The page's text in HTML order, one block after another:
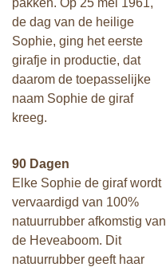
pakken. Op 25 mei 1961,
de dag van de heilige
Sophie, ging het eerste
girafje in productie, dat
daarom de toepasselijke
naam Sophie de giraf
kreeg.
90 Dagen
Elke Sophie de giraf wordt
vervaardigd van 100%
natuurrubber afkomstig van
de Heveaboom. Dit
natuurrubber geeft haar